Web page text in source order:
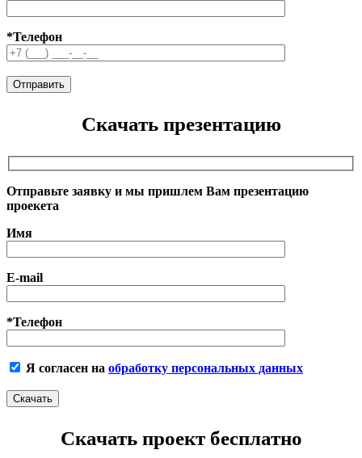
*Телефон
Скачать презентацию
Отправьте заявку и мы пришлем Вам презентацию
проекета
Имя
E-mail
*Телефон
Я согласен на обработку персональных данных
Скачать проект бесплатно